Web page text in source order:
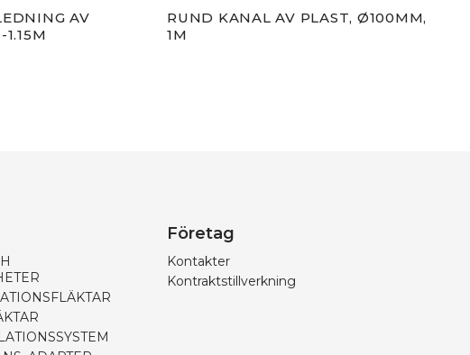
AV
RUND KANAL AV PLAST, Ø100MM,
1M
Företag
Kontakter
Kontraktstillverkning